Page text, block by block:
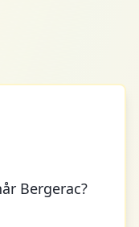
Bergerac?